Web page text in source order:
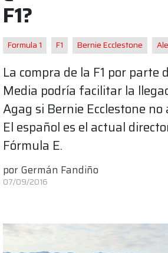
F1?
Formula 1 F1 Bernie Ecclestone
La compra de la F1 por parte
Media podría facilitar la
Agag si Bernie Ecclestone
El español es el actual
Fórmula E.
por Germán Fandiño
07/09/2016